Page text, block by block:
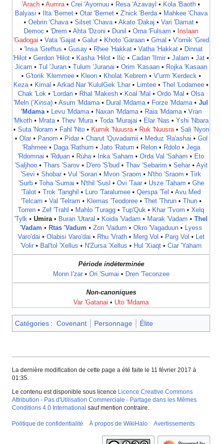
'Arach • Aumra• Crei 'Ayomuu • Resa 'Azavayl • Kola 'Baoth •
Balyasi • Ilta 'Bemet• Otar 'Bemet• Z'nick 'Berda• Mahkee 'Chava
• Oebrin 'Chava• Silset 'Chava• Akato 'Dakaj • Vari 'Damat‎ •
Democ • 'Drem • Ahta 'Dzoni ‎ • Dunil • Orna 'Fulsam •
Inslaan
'Gadogai • Vata 'Gajat• Galur• Khoto 'Garaan• Gmal • V'ornik 'Gred
• 'Insa 'Greftus • Gusay• Rhee 'Hakkat• Vatha 'Hakkat‎• Dinnat
'Hilot • Gerdon 'Hilot • Kasha 'Hilot • Ilic • Cadan 'Ilmir • Jalam • Jat •
Jicam • Tul 'Juran • Tulum 'Juranai • Orim 'Kasaan • Rojka 'Kasaan
• G'torik 'Klemmee• Kleon• Kholat 'Kebrem • V'urm 'Kerdeck•
Keza• Kimal • Arkad Nar 'Kulul Gek 'Lhar • Limtee • Thel 'Lodamee •
Chak 'Lok • 'Lordan • Rhal 'Makesh • Koal 'Mal • Ordo 'Mal ‎ • Olsa
'Meln (’Kinsa) • Asum 'Mdama• Dural 'Mdama• Forze 'Mdama• Jul
'Mdama• Levu 'Mdama• Naxan 'Mdama• Raia 'Mdama• Vran
'Mkoth • Mrata• Thev 'Mura• Toda 'Murajai • Elar 'Nas • Yshi 'Nbara
• Suta 'Noram • Fahl 'Nto• Kurnik 'Nuusra• Ruk 'Nuusra• Sali 'Nyon
• Olar• Panom • Pidar• Charut 'Quvadamii • Meduz 'Ra'ashai • Gol
'Rahmee• Daga 'Rathum • Jato 'Ratum • Relon• Rdolo• Jega
'Rdomnai • 'Rduan • Ruha• Inka 'Saham • Orda Val 'Saham • Eto
'Saljhoo• Thars 'Sarov• D'ero 'S'bud • Thav 'Sebarim • Sehar• Ayit
'Sevi • Shobar • Vul 'Soran • Mvon 'Sraom • N'tho 'Sraom •
Tirk
'Surb• Toha 'Sumai • N'thil 'Susl • Ovi 'Taar• Usze 'Taham • Ghe
'Talot • Trok 'Tanghil • Luro 'Taralumee • Qerspa 'Tel • Avu Med
'Telcam • Val 'Telram • Klemas 'Teodoree• Thet 'Thrun• Thun•
Torren • Zef 'Trahl • Mahlo 'Turagg • Tup'Quk • Khar 'Tvorn • Xelq
'Tylk • Umira• Buran 'Utaral • Koida 'Vadam • Marak 'Vadam • Thel
'Vadam • Rtas 'Vadum • Zon 'Vadum • Okro 'Vagaduun • Lyess
Varo'dai • Olabisi Varo'dai • Rhu 'Vrath‎ • Merg Vol • Parg Vol • Let
'Volir • Bal'tol 'Xellus • N'Zursa 'Xellus • Hul 'Xiaqt • Ciar 'Yaham
Période indéterminée
Monn I'zar• Ori 'Sumai • Dren 'Teconzee
Non-canoniques
Var 'Gatanai • Uto 'Mdama
Catégories : Covenant Personnage Élite
La dernière modification de cette page a été faite le 11 février 2017 à
01:35.
Le contenu est disponible sous licence Licence Creative Commons
Attribution - Pas d'Utilisation Commerciale - Partage dans les Mêmes
Conditions 4.0 International sauf mention contraire.
Politique de confidentialité À propos de WikiHalo Avertissements